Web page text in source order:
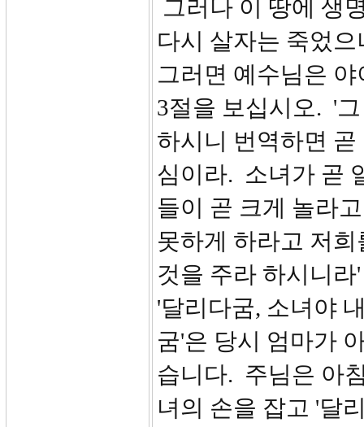
그러나 이 땅에 생
다시 살자는 죽었
그러면 예수님은
3절을 보십시오. '
하시니 번역하면
심이라. 소녀가 곧
들이 곧 크게 놀라
못하게 하라고 저
것을 주라 하시니라'
'달리다굼, 소녀야
굼'은 당시 엄마가
습니다. 주님은 아
녀의 손을 잡고 '달